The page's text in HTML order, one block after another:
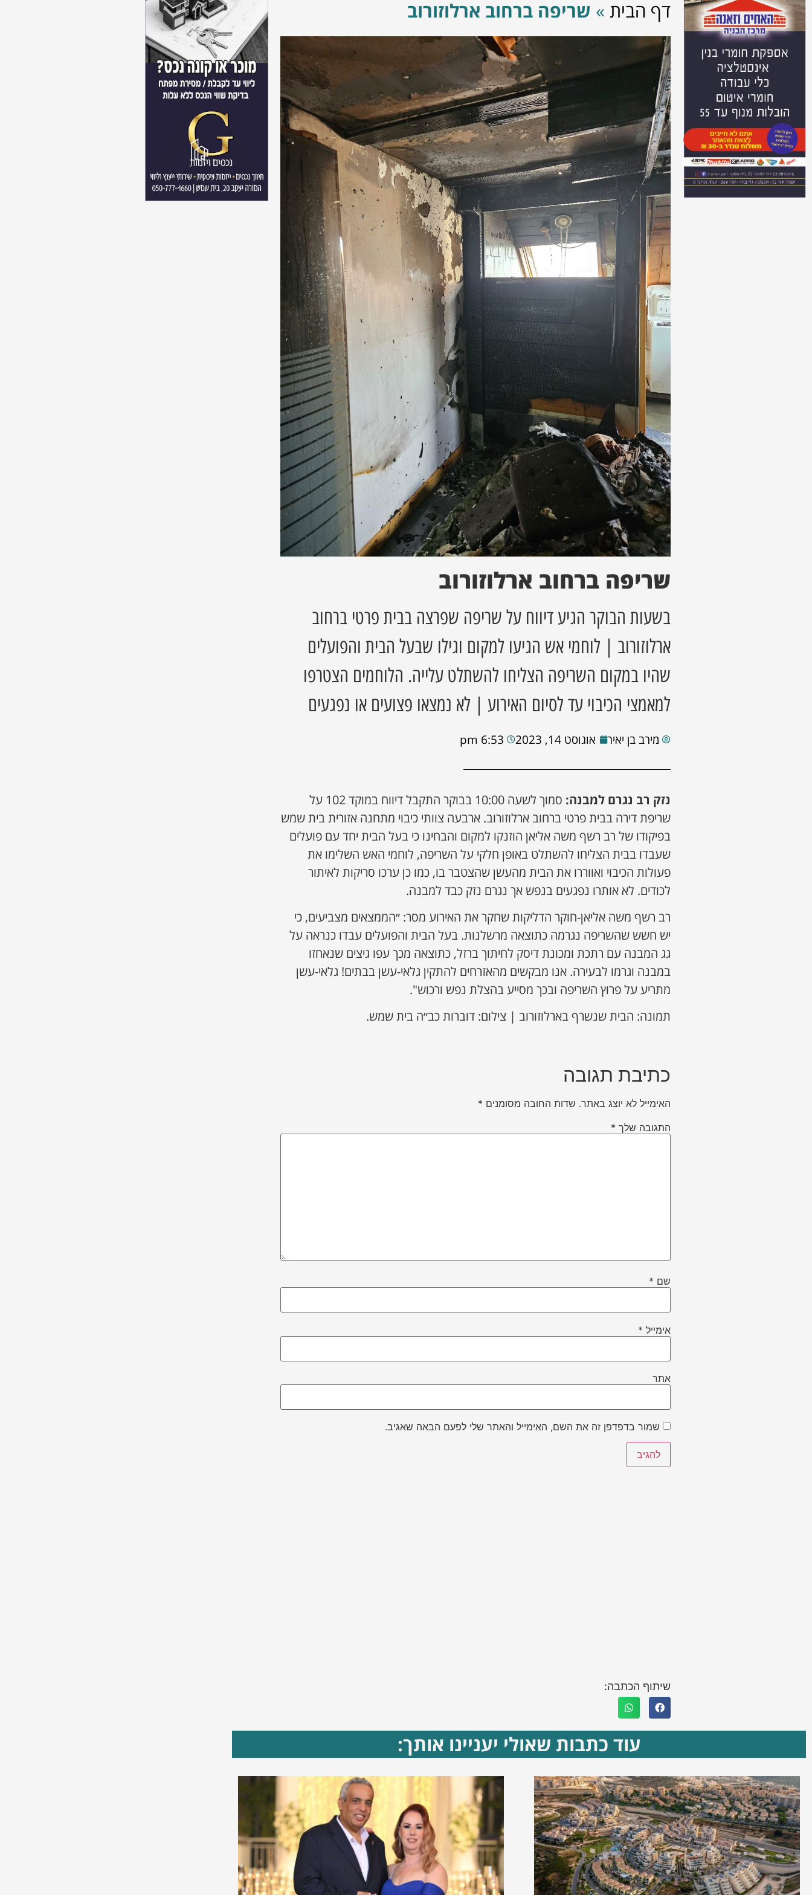
דף הבית » שריפה ברחוב ארלוזורוב
שריפה ברחוב ארלוזורוב
בשעות הבוקר הגיע דיווח על שריפה שפרצה בבית פרטי ברחוב
ארלוזורוב | לוחמי אש הגיעו למקום וגילו שבעל הבית והפועלים
שהיו במקום השריפה הצליחו להשתלט עלייה. הלוחמים הצטרפו
למאמצי הכיבוי עד לסיום האירוע | לא נמצאו פצועים או נפגעים
מירב בן יאיר אוגוסט 14, 2023 6:53 pm
נזק רב נגרם למבנה:
סמוך לשעה 10:00 בבוקר התקבל דיווח במוקד 102 על
שריפת דירה בבית פרטי ברחוב ארלוזורוב. ארבעה צוותי כיבוי מתחנה אזורית בית שמש
בפיקודו של רב רשף משה אליאן הוזנקו למקום והבחינו כי בעל הבית יחד עם פועלים
שעבדו בבית הצליחו להשתלט באופן חלקי על השריפה, לוחמי האש השלימו את
פעולות הכיבוי ואווררו את הבית מהעשן שהצטבר בו, כמו כן ערכו סריקות לאיתור
לכודים. לא אותרו נפגעים בנפש אך נגרם נזק כבד למבנה.
רב רשף משה אליאן-חוקר הדליקות שחקר את האירוע מסר: ״הממצאים מצביעים, כי
יש חשש שהשריפה נגרמה כתוצאה מרשלנות. בעל הבית והפועלים עבדו כנראה על
גג המבנה עם רתכת ומכונת דיסק לחיתוך ברזל, כתוצאה מכך עפו גיצים שנאחזו
במבנה וגרמו לבעירה. אנו מבקשים מהאזרחים להתקין גלאי-עשן בבתים! גלאי-עשן
מתריע על פרוץ השריפה ובכך מסייע בהצלת נפש ורכוש".
תמונה: הבית שנשרף בארלוזורוב | צילום: דוברות כב״ה בית שמש.
כתיבת תגובה
האימייל לא יוצג באתר. שדות החובה מסומנים *
התגובה שלך *
שם *
אימייל *
אתר
שמור בדפדפן זה את השם, האימייל והאתר שלי לפעם הבאה שאגיב.
שיתוף הכתבה:
עוד כתבות שאולי יעניינו אותך: